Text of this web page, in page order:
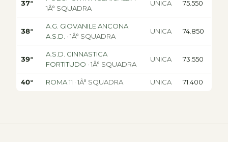
37°
1Â° SQUADRA
UNICA 75.550
38°
A.G. GIOVANILE ANCONA
A.S.D. · 1Â° SQUADRA
UNICA 74.850
39°
A.S.D. GINNASTICA
FORTITUDO · 1Â° SQUADRA
UNICA 73.550
40° ROMA 11 · 1Â° SQUADRA UNICA 71.400